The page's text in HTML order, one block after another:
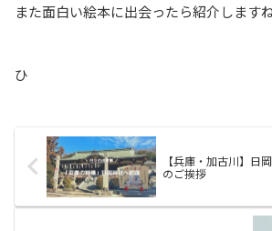
また面白い絵本に出会ったら紹介します
ひ
【兵庫・加古川】日
のご挨拶